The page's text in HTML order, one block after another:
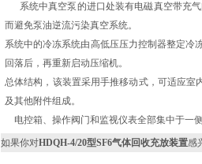
系统中真空泵的进口处装有电磁真空带充气
而避免泵油逆流污染真空系统。
系统中的冷冻系统由高低压压力控制器整定冷
回落后，再重新启动压缩机。
总体结构，该装置采用手推移动式，可适应室
及其他附件组成。
电控箱、操作阀门和监视仪表全部集中于一
如果你对HDQH-4/20型SF6气体回收充放装置感